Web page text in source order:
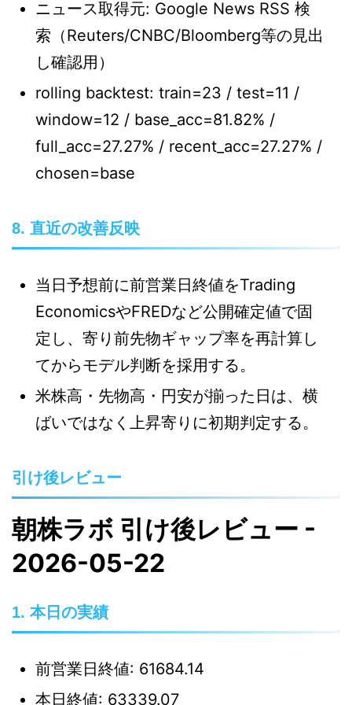
ニュース取得元: Google News RSS 検
索（Reuters/CNBC/Bloomberg等の見出
し確認用）
rolling backtest: train=23 / test=11 /
window=12 / base_acc=81.82% /
full_acc=27.27% / recent_acc=27.27% /
chosen=base
8. 直近の改善反映
当日予想前に前営業日終値をTrading
EconomicsやFREDなど公開確定値で固
定し、寄り前先物ギャップ率を再計算し
てからモデル判断を採用する。
米株高・先物高・円安が揃った日は、横
ばいではなく上昇寄りに初期判定する。
引け後レビュー
朝株ラボ 引け後レビュー -
2026-05-22
1. 本日の実績
前営業日終値: 61684.14
本日終値: 63339.07